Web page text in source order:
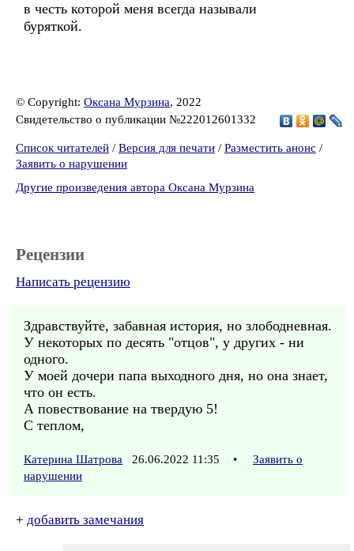
в честь которой меня всегда называли
буряткой.
© Copyright: Оксана Мурзина, 2022
Свидетельство о публикации №222012601332
Список читателей / Версия для печати / Разместить анонс /
Заявить о нарушении
Другие произведения автора Оксана Мурзина
Рецензии
Написать рецензию
Здравствуйте, забавная история, но злободневная.
У некоторых по десять "отцов", у других - ни
одного.
У моей дочери папа выходного дня, но она знает,
что он есть.
А повествование на твердую 5!
С теплом,
Катерина Шатрова 26.06.2022 11:35 •
Заявить о
нарушении
+ добавить замечания